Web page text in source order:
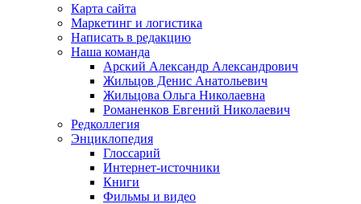
Карта сайта
Маркетинг и логистика
Написать в редакцию
Наша команда
Арский Александр Александрович
Жильцов Денис Анатольевич
Жильцова Ольга Николаевна
Романенков Евгений Николаевич
Редколлегия
Энциклопедия
Глоссарий
Интернет-источники
Книги
Фильмы и видео